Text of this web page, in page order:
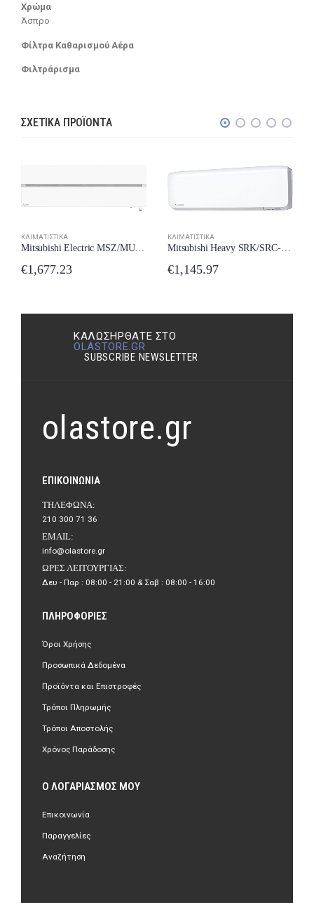
Χρώμα
Άσπρο
Φίλτρα Καθαρισμού Αέρα
Φιλτράρισμα
ΣΧΕΤΙΚΆ ΠΡΟΪΌΝΤΑ
ΚΛΙΜΑΤΙΣΤΙΚΆ
Mitsubishi Electric MSZ/MUZ-LN35VG2-W Κλιματιστικό Inverter 12000 BTU A+++/A+++ New Model 2024
€1,677.23
ΚΛΙΜΑΤΙΣΤΙΚΆ
Mitsubishi Heavy SRK/SRC-25ZS-WF Κλιματιστικό 9000 BTU New Model 2024
€1,145.97
ΚΑΛΩΣΉΡΘΑΤΕ ΣΤΟ
OLASTORE.GR
SUBSCRIBE NEWSLETTER
olastore.gr
ΕΠΙΚΟΙΝΩΝΊΑ
ΤΗΛΈΦΩΝΑ:
210 300 71 36
EMAIL:
info@olastore.gr
ΏΡΕΣ ΛΕΙΤΟΥΡΓΊΑΣ:
Δευ - Παρ : 08:00 - 21:00 & Σαβ : 08:00 - 16:00
ΠΛΗΡΟΦΟΡΊΕΣ
Όροι Χρήσης
Προσωπικά Δεδομένα
Προϊόντα και Επιστροφές
Τρόποι Πληρωμής
Τρόποι Αποστολής
Χρόνος Παράδοσης
Ο ΛΟΓΑΡΙΑΣΜΌΣ ΜΟΥ
Επικοινωνία
Παραγγελίες
Αναζήτηση